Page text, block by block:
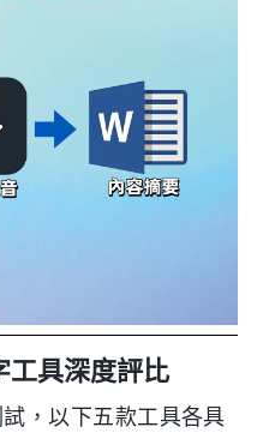
工具深度評比
，以下五款工具各具